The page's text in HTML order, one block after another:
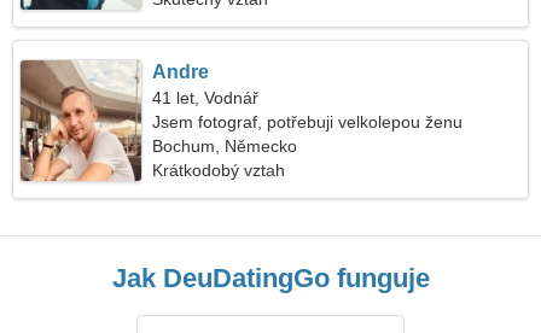
Andre
41 let, Vodnář
Jsem fotograf, potřebuji velkolepou ženu
Bochum, Německo
Krátkodobý vztah
Jak DeuDatingGo funguje